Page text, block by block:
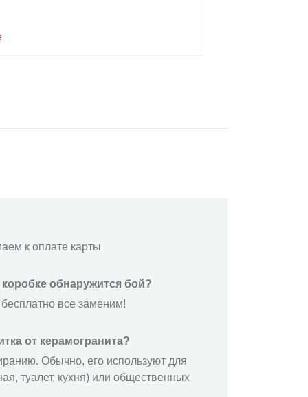
к оплате карты
обнаружится бой?
все заменим!
от керамогранита?
Обычно, его используют для
туалет, кухня) или общественных